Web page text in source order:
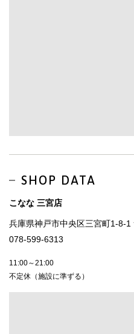
SHOP DATA
こなな 三宮店
兵庫県神戸市中央区三宮町1-8-1
078-599-6313
11:00～21:00
不定休（施設に準ずる）